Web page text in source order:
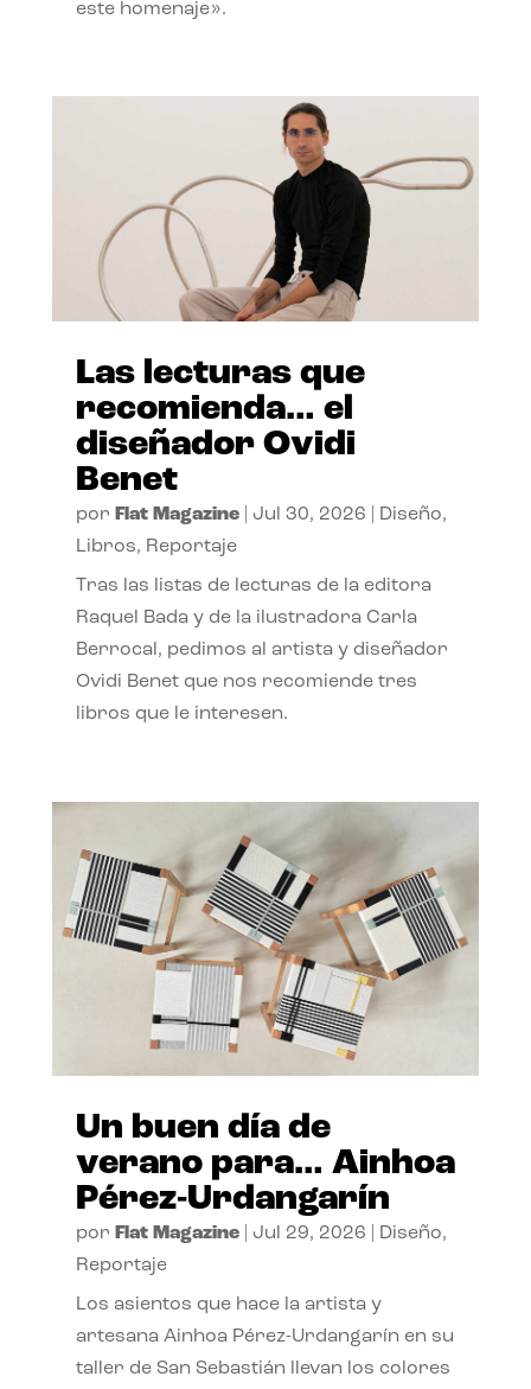
este homenaje».
Las lecturas que
recomienda… el
diseñador Ovidi
Benet
por Flat Magazine| Jul 30, 2026 Diseño,
Libros, Reportaje
Tras las listas de lecturas de la editora
Raquel Bada y de la ilustradora Carla
Berrocal, pedimos al artista y diseñador
Ovidi Benet que nos recomiende tres
libros que le interesen.
Un buen día de
verano para… Ainhoa
Pérez-Urdangarín
por Flat Magazine| Jul 29, 2026 Diseño,
Reportaje
Los asientos que hace la artista y
artesana Ainhoa Pérez-Urdangarín en su
taller de San Sebastián llevan los colores